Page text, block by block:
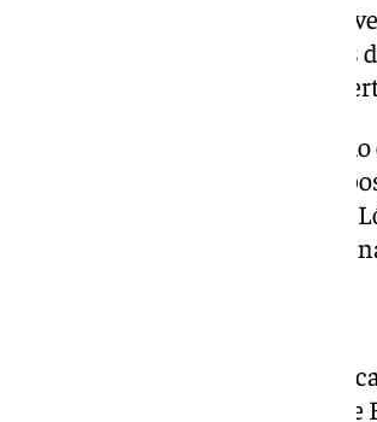
Por otro lado, el proyecto
de gasificación de
para la obtención de energía y
La actividad también ha
circular: naranja, biogás y
ambiente de Emasesa, Benigno
municipal en la tratamiento de
De este modo, la Junta ha
más productivas y avanzadas